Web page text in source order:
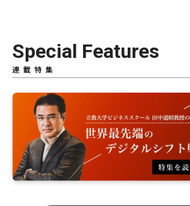
Special Features
連載特集